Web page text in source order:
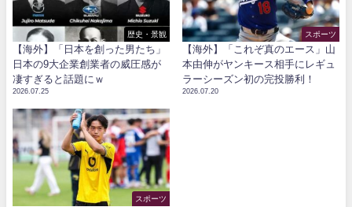
歴史・景観
【海外】「日本を創った男たち」
日本の9大企業創業者の威圧感が
凄すぎると話題にｗ
2026.07.25
スポーツ
【海外】「これぞ真のエース」山
本由伸がヤンキース相手にレギュ
ラーシーズン初の完投勝利！
2026.07.20
スポーツ